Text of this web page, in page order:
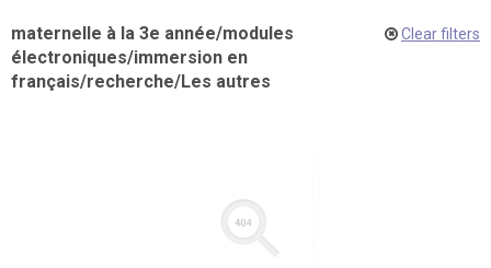
maternelle à la 3e année/modules
électroniques/immersion en
français/recherche/Les autres
Clear filters